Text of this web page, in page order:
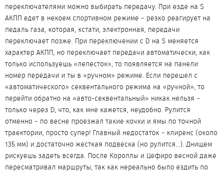
переключателями можно выбирать передачу. При езде на S
АКПП едет в некоем спортивном режиме – резко реагирует на
педаль газа, которая, кстати, электронная, передачи
переключает позже. При переключении с D на S меняется
характер АКПП, но переключает передачи автоматически, как
только используешь «лепесток», то появляется на панели
номер передачи и ты в «ручном» режиме. Если перешел с
«автоматического» секвентального режима на «ручной», то
перейти обратно на «авто-секвентальный» никак нельзя –
только через D, что, как мне кажется, неудобно. Рулится
отменно – по весне проезжал такие кочки и ямы по точной
траектории, просто супер! Главный недостаток – клиренс (около
135 мм) и достаточно жесткая подвеска (но рулится...). Днищем
рискуешь задеть всегда. После Короллы и Цефиро весной даже
пересматривал маршруты, так как нереально было ездить по